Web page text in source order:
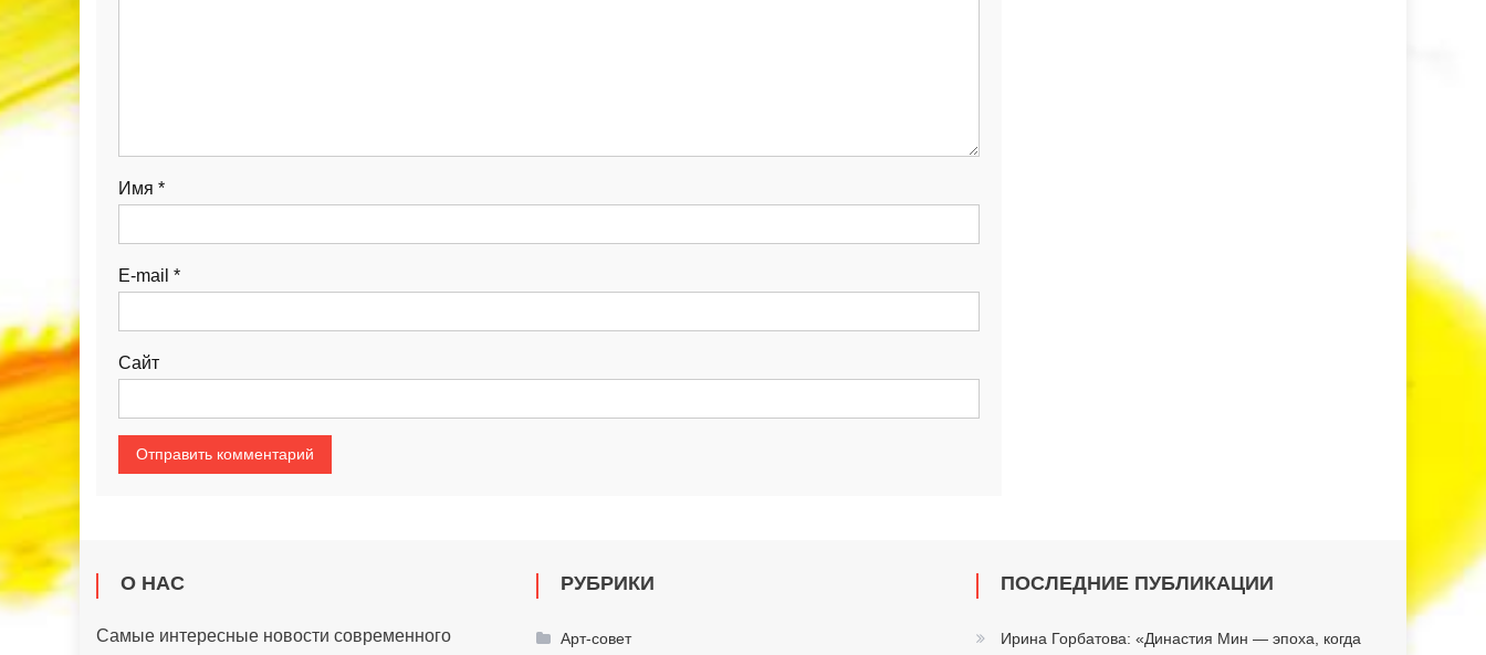
Имя *
E-mail *
Сайт
О НАС
Самые интересные новости современного
РУБРИКИ
Арт-совет
ПОСЛЕДНИЕ ПУБЛИКАЦИИ
Ирина Горбатова: «Династия Мин — эпоха, когда